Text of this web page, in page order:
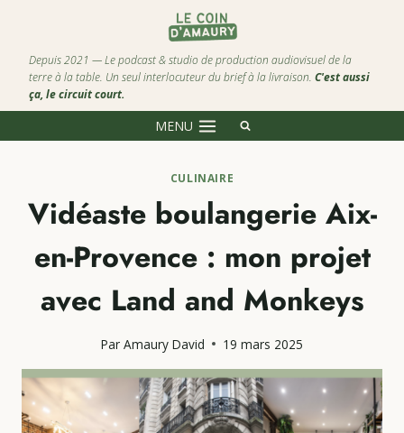
Depuis 2021 — Le podcast & studio de production audiovisuel de la
terre à la table. Un seul interlocuteur du brief à la livraison. C'est aussi
ça, le circuit court.
MENU
CULINAIRE
Vidéaste boulangerie Aix-
en-Provence : mon projet
avec Land and Monkeys
Par Amaury David 19 mars 2025